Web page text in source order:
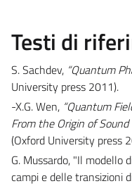
Testi di
S. Sachdev, “Quantum
University press 2011).
-X.G. Wen, “Quantum
From the Origin of
(Oxford University press
G. Mussardo, "Il modello
campi e delle transizioni